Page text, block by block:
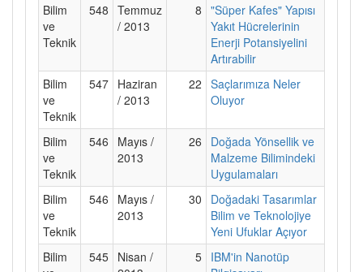
Bilim
ve
Teknik
548 Temmuz
/ 2013
8 "Süper Kafes" Yapısı
Yakıt Hücrelerinin
Enerji Potansiyelini
Artırabilir
Bilim
ve
Teknik
547 Haziran
/ 2013
22 Saçlarımıza Neler
Oluyor
Bilim
ve
Teknik
546
Mayıs /
2013
26
Doğada Yönsellik ve
Malzeme Bilimindeki
Uygulamaları
Bilim
ve
Teknik
546
Mayıs /
2013
30
Doğadaki Tasarımlar
Bilim ve Teknolojiye
Yeni Ufuklar Açıyor
Bilim
545 Nisan /
5 IBM'in Nanotüp